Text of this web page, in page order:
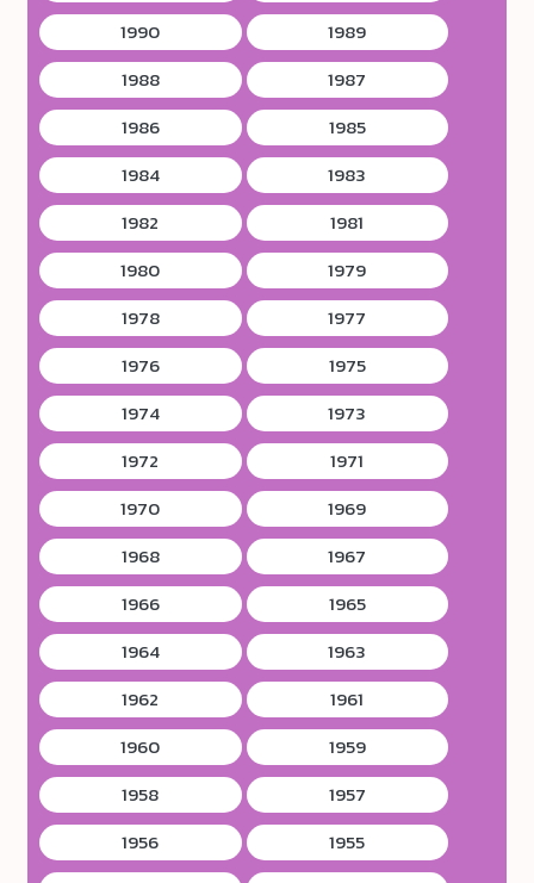
1990
1989
1988
1987
1986
1985
1984
1983
1982
1981
1980
1979
1978
1977
1976
1975
1974
1973
1972
1971
1970
1969
1968
1967
1966
1965
1964
1963
1962
1961
1960
1959
1958
1957
1956
1955